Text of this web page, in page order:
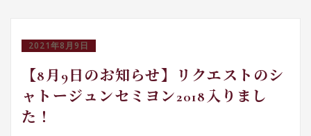
2021年8月9日
【8月9日のお知らせ】リクエストのシ
ャトージュンセミヨン2018入りまし
た！